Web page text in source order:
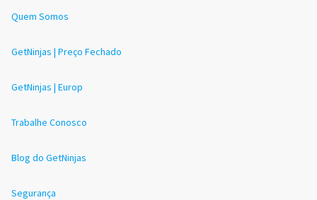
Quem Somos
GetNinjas | Preço Fechado
GetNinjas | Europ
Trabalhe Conosco
Blog do GetNinjas
Segurança